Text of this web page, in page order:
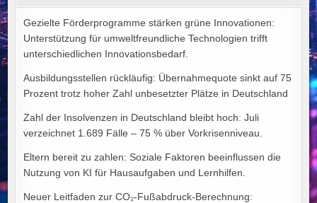
Gezielte Förderprogramme stärken grüne Innovationen:
Unterstützung für umweltfreundliche Technologien trifft
unterschiedlichen Innovationsbedarf.
Ausbildungsstellen rückläufig: Übernahmequote sinkt auf 75
Prozent trotz hoher Zahl unbesetzter Plätze in Deutschland
Zahl der Insolvenzen in Deutschland bleibt hoch: Juli
verzeichnet 1.689 Fälle – 75 % über Vorkrisenniveau.
Eltern bereit zu zahlen: Soziale Faktoren beeinflussen die
Nutzung von KI für Hausaufgaben und Lernhilfen.
Neuer Leitfaden zur CO₂-Fußabdruck-Berechnung: